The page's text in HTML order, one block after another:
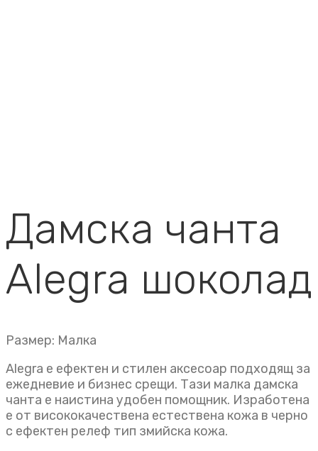
Дамска чанта
Alegra шоколад
Размер: Малка
Alegra е ефектен и стилен аксесоар подходящ за
ежедневие и бизнес срещи. Тази малка дамска
чанта е наистина удобен помощник. Изработена
е от висококачествена естествена кожа в черно
с ефектен релеф тип змийска кожа.